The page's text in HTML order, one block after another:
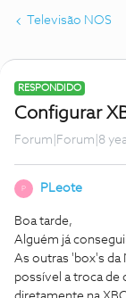
Televisão NOS
RESPONDIDO
Configurar
Forum|Forum|8
P PLeote
Boa tarde,
Alguém já
As outras 'box's da
possível a troca de